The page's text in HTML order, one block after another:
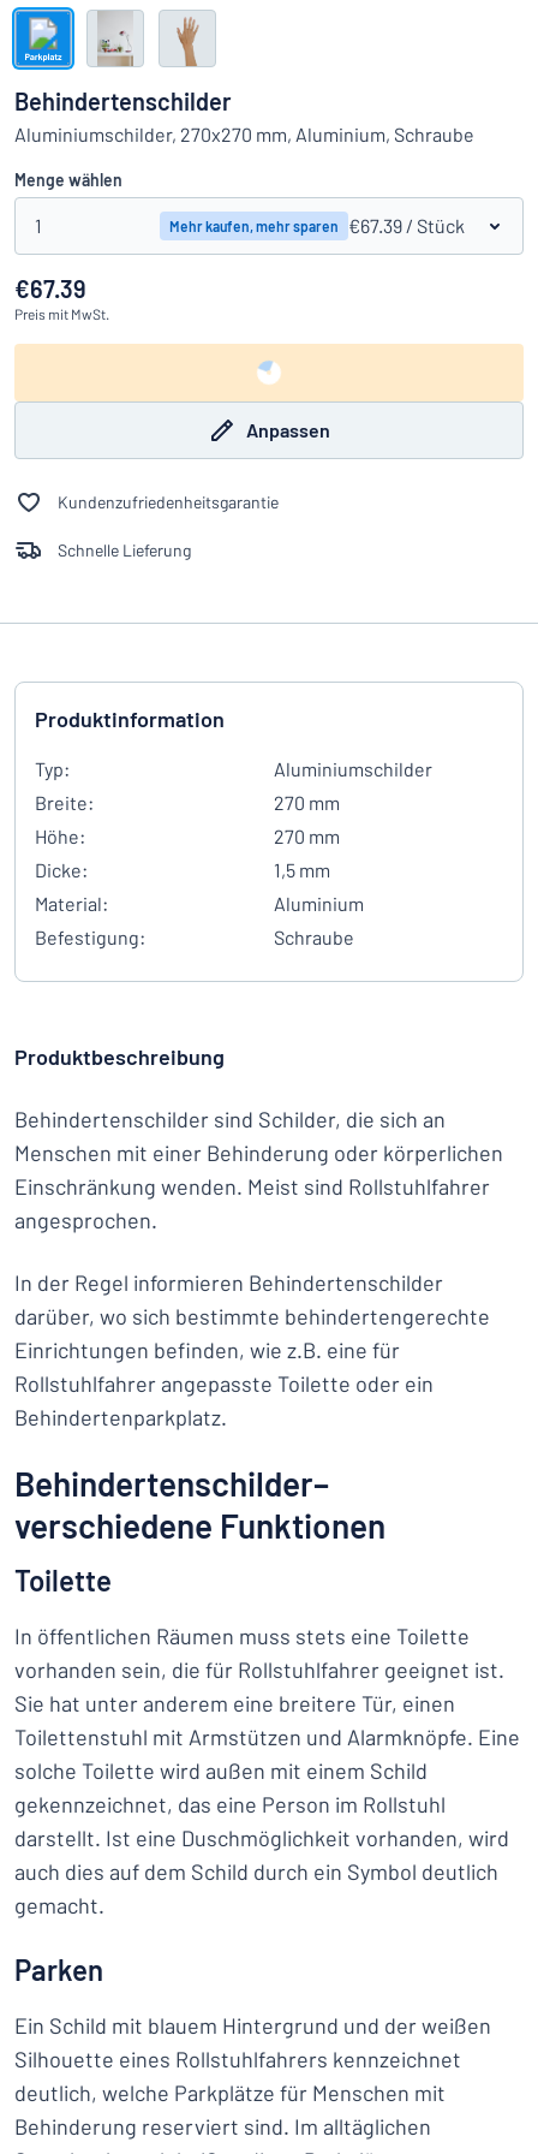
Das Gesuchte nicht gefunden? Schild hier entwerfen
Alle Kategorien anzeigen
Einloggen
Kundenservice
Privat
Behindertenschilder
Aluminiumschilder, 270x270 mm, Aluminium, Schraube
Menge wählen
1 Mehr kaufen, mehr sparen €67.39 / Stück
€67.39
Preis mit MwSt.
Anpassen
Kundenzufriedenheitsgarantie
Schnelle Lieferung
Produktinformation
Typ:
Aluminiumschilder
Breite:
270 mm
Höhe:
270 mm
Dicke:
1,5 mm
Material:
Aluminium
Befestigung:
Schraube
Produktbeschreibung
Behindertenschilder sind Schilder, die sich an
Menschen mit einer Behinderung oder körperlichen
Einschränkung wenden. Meist sind Rollstuhlfahrer
angesprochen.
In der Regel informieren Behindertenschilder
darüber, wo sich bestimmte behindertengerechte
Einrichtungen befinden, wie z.B. eine für
Rollstuhlfahrer angepasste Toilette oder ein
Behindertenparkplatz.
Behindertenschilder–
verschiedene Funktionen
Toilette
In öffentlichen Räumen muss stets eine Toilette
vorhanden sein, die für Rollstuhlfahrer geeignet ist.
Sie hat unter anderem eine breitere Tür, einen
Toilettenstuhl mit Armstützen und Alarmknöpfe. Eine
solche Toilette wird außen mit einem Schild
gekennzeichnet, das eine Person im Rollstuhl
darstellt. Ist eine Duschmöglichkeit vorhanden, wird
auch dies auf dem Schild durch ein Symbol deutlich
gemacht.
Parken
Ein Schild mit blauem Hintergrund und der weißen
Silhouette eines Rollstuhlfahrers kennzeichnet
deutlich, welche Parkplätze für Menschen mit
Behinderung reserviert sind. Im alltäglichen